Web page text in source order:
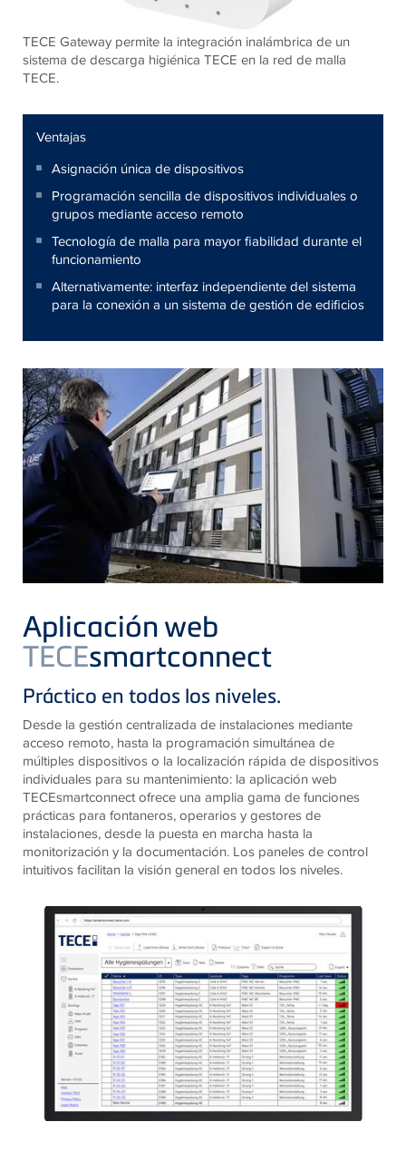
TECE Gateway permite la integración inalámbrica de un
sistema de descarga higiénica TECE en la red de malla
TECE.
Ventajas
Asignación única de dispositivos
Programación sencilla de dispositivos individuales o
grupos mediante acceso remoto
Tecnología de malla para mayor fiabilidad durante el
funcionamiento
Alternativamente: interfaz independiente del sistema
para la conexión a un sistema de gestión de edificios
Aplicación web
TECEsmartconnect
Práctico en todos los niveles.
Desde la gestión centralizada de instalaciones mediante
acceso remoto, hasta la programación simultánea de
múltiples dispositivos o la localización rápida de dispositivos
individuales para su mantenimiento: la aplicación web
TECEsmartconnect ofrece una amplia gama de funciones
prácticas para fontaneros, operarios y gestores de
instalaciones, desde la puesta en marcha hasta la
monitorización y la documentación. Los paneles de control
intuitivos facilitan la visión general en todos los niveles.